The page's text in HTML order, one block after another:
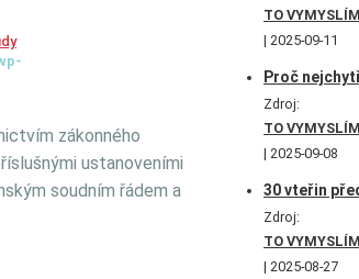
zákonného
ustanoveními
soudním řádem a
TO
2025-09-11
Proč
Zdroj:
TO
2025-09-08
30 vteřin
Zdroj:
TO
2025-08-27